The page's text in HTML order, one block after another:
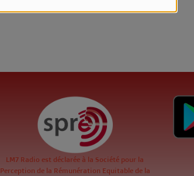
LM7 Radio est déclarée à la Société pour la
Perception de la Rémunération Equitable de la